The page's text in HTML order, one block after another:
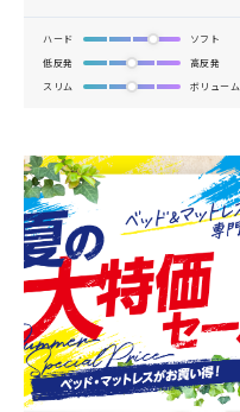
ハード
ソフト
低反発
高反発
スリム
ボリューム